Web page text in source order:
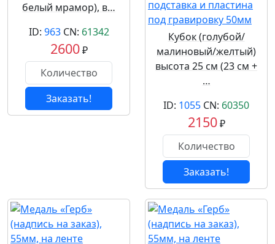
белый мрамор), в…
ID: 963CN: 61342
2600₽
Заказать!
Кубок (голубой/
малиновый/желтый)
высота 25 см (23 см +
…
ID: 1055 CN: 60350
2150₽
Заказать!